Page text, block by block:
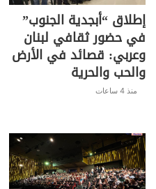
سعد الحريري باعتذار عن
بعد، وترك الباب مفتوحاً
‏السلبية الإتهامية التي
الإعتذار. ‏ويبدو أنّ
الدعوة الى ‏الإستشارات
تحديد الموعد على أنّ
يستمر الحراك الشعبي في
من الإشكالات ما استدعى
خرج بقرارات تشدّد على
إطلاق “أبجدية الجنوب”
في حضور ثقافي لبنان
وعربي: قصائد في الأرض
والحب والحرية
منذ 4 ساعات